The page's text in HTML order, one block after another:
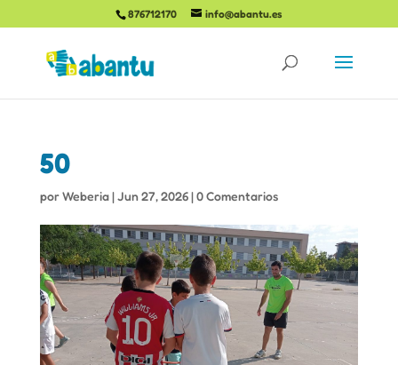
876712170 info@abantu.es
50
porWeberia|Jun 27, 2026|0 Comentarios